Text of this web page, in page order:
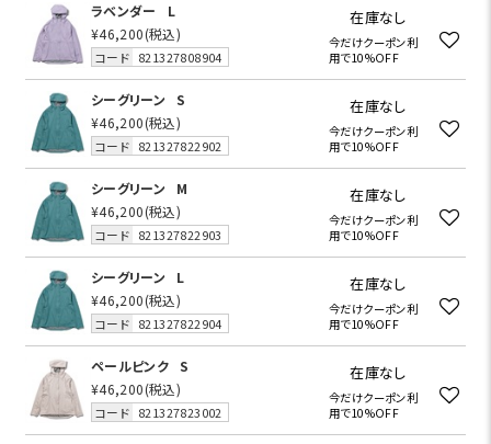
ラベンダー
L
¥46,200(税込)
コード 821327808904
在庫なし
今だけクーポン利
用で10%OFF
シーグリーン
S
¥46,200(税込)
コード 821327822902
在庫なし
今だけクーポン利
用で10%OFF
シーグリーン
M
¥46,200(税込)
コード 821327822903
在庫なし
今だけクーポン利
用で10%OFF
シーグリーン
L
¥46,200(税込)
コード 821327822904
在庫なし
今だけクーポン利
用で10%OFF
ペールピンク
S
¥46,200(税込)
コード 821327823002
在庫なし
今だけクーポン利
用で10%OFF